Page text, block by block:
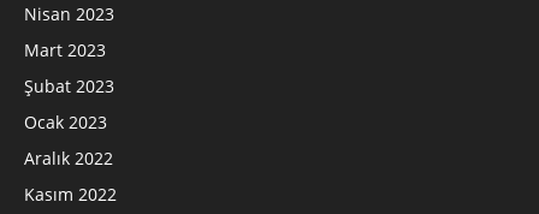
Nisan 2023
Mart 2023
Şubat 2023
Ocak 2023
Aralık 2022
Kasım 2022